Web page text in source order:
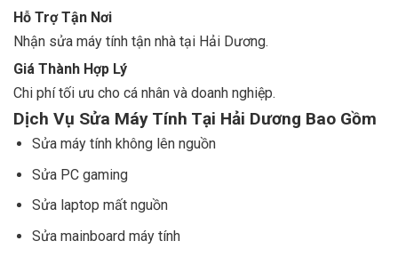
Hỗ Trợ Tận Nơi
Nhận sửa máy tính tận nhà tại Hải Dương.
Giá Thành Hợp Lý
Chi phí tối ưu cho cá nhân và doanh nghiệp.
Dịch Vụ Sửa Máy Tính Tại Hải Dương Bao Gồm
Sửa máy tính không lên nguồn
Sửa PC gaming
Sửa laptop mất nguồn
Sửa mainboard máy tính